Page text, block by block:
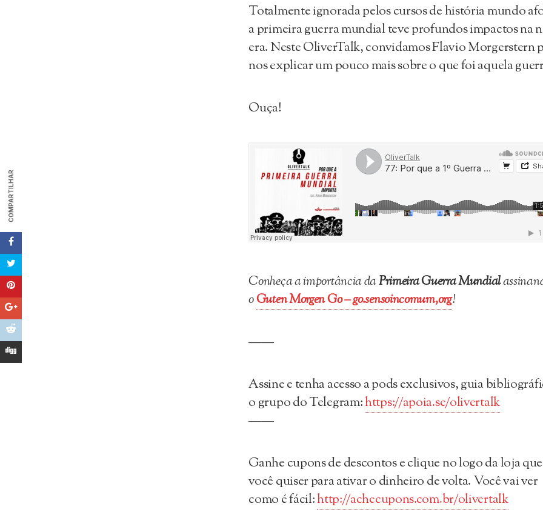
COMPARTILHAR
Totalmente ignorada pelos cursos de história mundo
a primeira guerra mundial teve profundos impactos na
era. Neste OliverTalk, convidamos Flavio Morgerstern
nos explicar um pouco mais sobre o que foi aquela
Ouça!
Conheça a importância daPrimeira Guerra Mundial
oGuten Morgen Go – go.sensoincomum,org!
——
Assine e tenha acesso a pods exclusivos, guia
o grupo do Telegram:https://apoia.se/olivertalk
——
Ganhe cupons de descontos e clique no logo da loja que
você quiser para ativar o dinheiro de volta. Você vai ver
como é fácil:http://achecupons.com.br/olivertalk